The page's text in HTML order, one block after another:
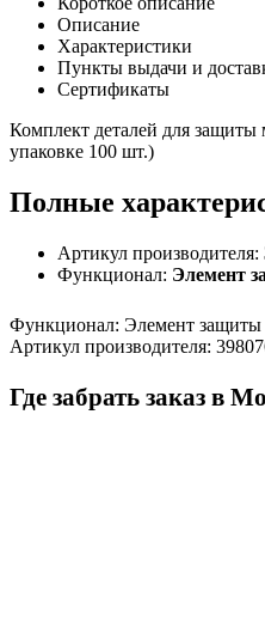
Описание
Характеристики
Пункты выдачи и
Сертификаты
Комплект деталей для
упаковке 100 шт.)
Полные
Артикул производителя:
Функционал: Элемент
Функционал: Элемент защиты
Артикул производителя:
Где забрать заказ в